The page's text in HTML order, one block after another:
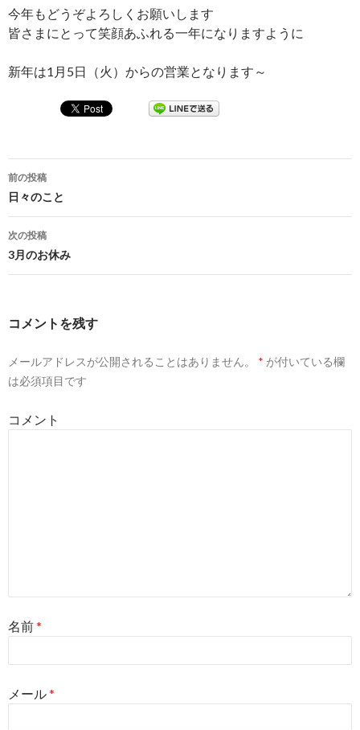
今年もどうぞよろしくお願いします
皆さまにとって笑顔あふれる一年になりますように
新年は1月5日（火）からの営業となります～
投
稿
ナ
ビ
ョ
前の投稿
日々のこと
次の投稿
3月のお休み
コメントを残す
メールアドレスが公開されることはありません。 * が付いている欄
は必須項目です
コメント
名前*
メール*